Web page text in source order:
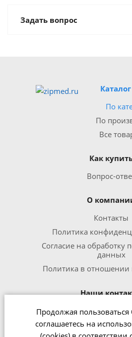
Продолжая
соглашаетесь на
Задать вопрос
По
По
Все
Как
Вопрос-
О
Контакты
Политика
Согласие на обработку
данных
Политика в отношении
Наши
8 800 301